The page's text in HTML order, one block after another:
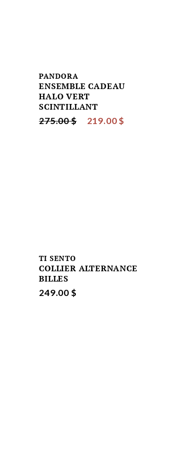
PANDORA
ENSEMBLE CADEAU
HALO VERT
SCINTILLANT
275.00 $ 219.00 $
TI SENTO
COLLIER ALTERNANCE
BILLES
249.00 $